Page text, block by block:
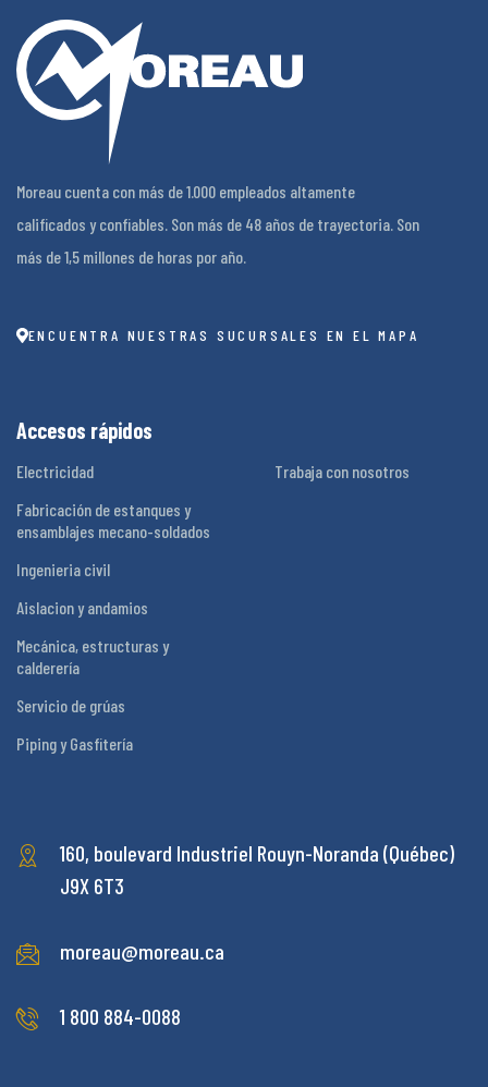
Moreau cuenta con más de 1.000 empleados altamente
calificados y confiables. Son más de 48 años de trayectoria. Son
más de 1,5 millones de horas por año.
ENCUENTRA NUESTRAS SUCURSALES EN EL MAPA
Accesos rápidos
Electricidad
Fabricación de estanques y
ensamblajes mecano-soldados
Ingenieria civil
Aislacion y andamios
Mecánica, estructuras y
calderería
Servicio de grúas
Piping y Gasfitería
Trabaja con nosotros
160, boulevard Industriel Rouyn-Noranda (Québec)
J9X 6T3
moreau@moreau.ca
1 800 884-0088